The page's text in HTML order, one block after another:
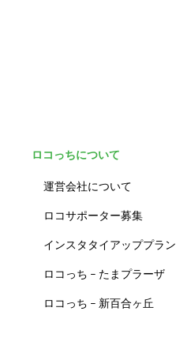
ロコっちについて
運営会社について
ロコサポーター募集
インスタタイアッププラン
ロコっち – たまプラーザ
ロコっち – 新百合ヶ丘